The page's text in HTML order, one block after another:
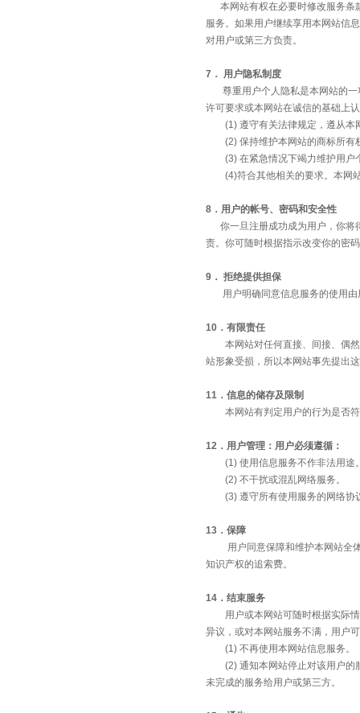
本网站有权在必要时修改服务条
服务。如果用户继续享用本网站信
对用户或第三方负责。
7． 用户隐私制度
尊重用户个人隐私是本网站的一
许可要求或本网站在诚信的基础上
(1) 遵守有关法律规定，遵从本
(2) 保持维护本网站的商标所有
(3) 在紧急情况下竭力维护用户
(4)符合其他相关的要求。本网
8．用户的帐号、密码和安全性
你一旦注册成功成为用户，你将
责。你可随时根据指示改变你的密
9． 拒绝提供担保
用户明确同意信息服务的使用由
10．有限责任
本网站对任何直接、间接、偶然
站形象受损，所以本网站事先提出
11．信息的储存及限制
本网站有判定用户的行为是否符
12．用户管理：用户必须遵循：
(1) 使用信息服务不作非法用途
(2) 不干扰或混乱网络服务。
(3) 遵守所有使用服务的网络协议
13．保障
用户同意保障和维护本网站全体
知识产权的追索费。
14．结束服务
用户或本网站可随时根据实际情
异议，或对本网站服务不满，用户
(1) 不再使用本网站信息服务。
(2) 通知本网站停止对该用户的服
未完成的服务给用户或第三方。